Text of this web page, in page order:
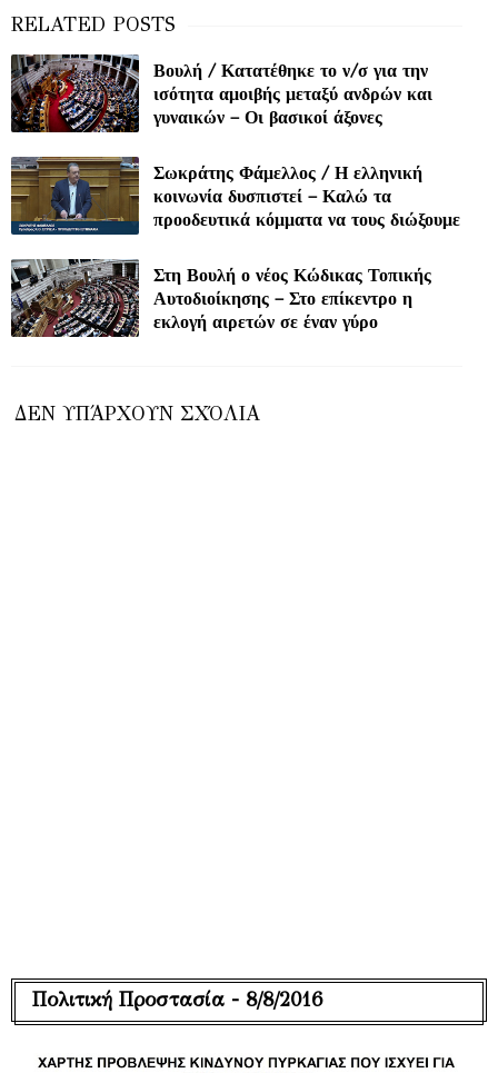
Βουλή / Κατατέθηκε το ν/σ για την
ισότητα αμοιβής μεταξύ ανδρών και
γυναικών – Οι βασικοί άξονες
Σωκράτης Φάμελλος / Η ελληνική
κοινωνία δυσπιστεί – Καλώ τα
προοδευτικά κόμματα να τους διώξουμε
Στη Βουλή ο νέος Κώδικας Τοπικής
Αυτοδιοίκησης – Στο επίκεντρο η
εκλογή αιρετών σε έναν γύρο
ΔΕΝ ΥΠΆΡΧΟΥΝ ΣΧΌΛΙΑ
Πολιτική Προστασία - 8/8/2016